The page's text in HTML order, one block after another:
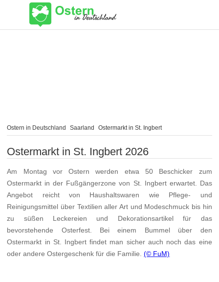
Ostern in Deutschland Saarland Ostermarkt in St. Ingbert
Ostermarkt in St. Ingbert 2026
Am Montag vor Ostern werden etwa 50 Beschicker zum
Ostermarkt in der Fußgängerzone von St. Ingbert erwartet. Das
Angebot reicht von Haushaltswaren wie Pflege- und
Reinigungsmittel über Textilien aller Art und Modeschmuck bis hin
zu süßen Leckereien und Dekorationsartikel für das
bevorstehende Osterfest. Bei einem Bummel über den
Ostermarkt in St. Ingbert findet man sicher auch noch das eine
oder andere Ostergeschenk für die Familie.(© FuM)